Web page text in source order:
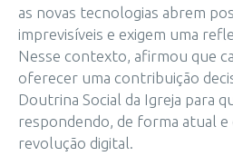
as novas tecnologias abrem
imprevisíveis e exigem uma
Nesse contexto, afirmou que
oferecer uma contribuição
Doutrina Social da Igreja para
respondendo, de forma atual e
revolução digital.